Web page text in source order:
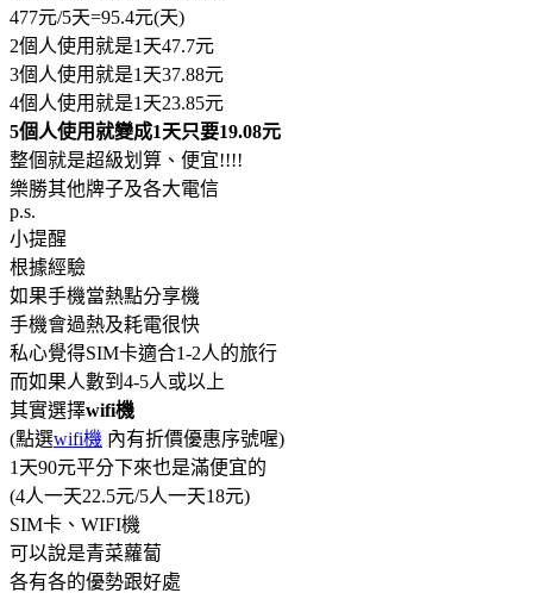
477元/5天=95.4元(天)
2個人使用就是1天47.7元
3個人使用就是1天37.88元
4個人使用就是1天23.85元
5個人使用就變成1天只要19.08元
整個就是超級划算、便宜!!!!
樂勝其他牌子及各大電信
p.s.
小提醒
根據經驗
如果手機當熱點分享機
手機會過熱及耗電很快
私心覺得SIM卡適合1-2人的旅行
而如果人數到4-5人或以上
其實選擇wifi機
(點選wifi機 內有折價優惠序號喔)
1天90元平分下來也是滿便宜的
(4人一天22.5元/5人一天18元)
SIM卡、WIFI機
可以說是青菜蘿蔔
各有各的優勢跟好處